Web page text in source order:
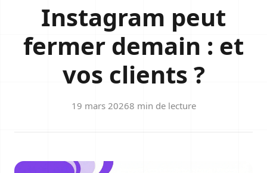
Instagram peut
fermer demain : et
vos clients ?
19 mars 20268 min de lecture